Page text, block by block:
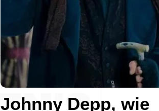
Johnny Depp, wie